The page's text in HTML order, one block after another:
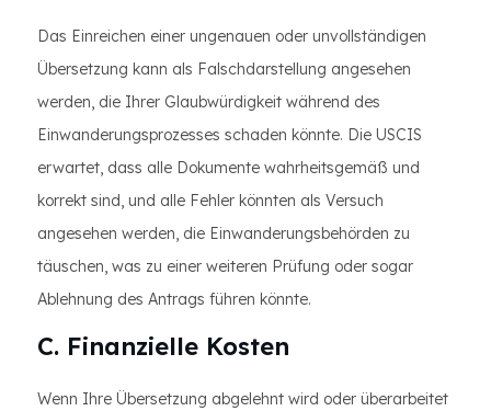
Das Einreichen einer ungenauen oder unvollständigen
Übersetzung kann als Falschdarstellung angesehen
werden, die Ihrer Glaubwürdigkeit während des
Einwanderungsprozesses schaden könnte. Die USCIS
erwartet, dass alle Dokumente wahrheitsgemäß und
korrekt sind, und alle Fehler könnten als Versuch
angesehen werden, die Einwanderungsbehörden zu
täuschen, was zu einer weiteren Prüfung oder sogar
Ablehnung des Antrags führen könnte.
C. Finanzielle Kosten
Wenn Ihre Übersetzung abgelehnt wird oder überarbeitet